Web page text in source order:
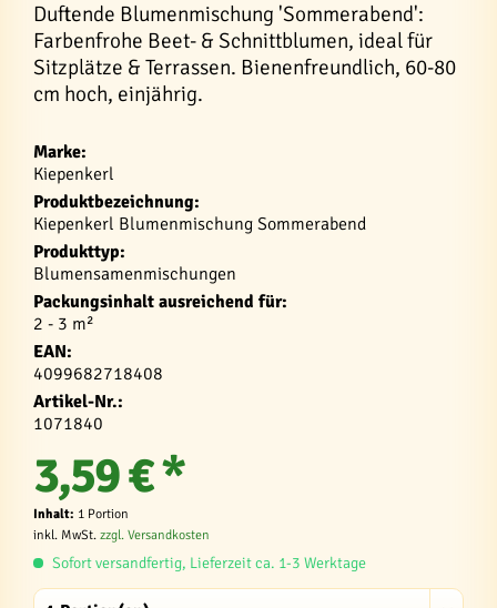
Duftende Blumenmischung 'Sommerabend':
Farbenfrohe Beet- & Schnittblumen, ideal für
Sitzplätze & Terrassen. Bienenfreundlich, 60-80
cm hoch, einjährig.
Marke:
Kiepenkerl
Produktbezeichnung:
Kiepenkerl Blumenmischung Sommerabend
Produkttyp:
Blumensamenmischungen
Packungsinhalt ausreichend für:
2 - 3 m²
EAN:
4099682718408
Artikel-Nr.:
1071840
3,59 € *
Inhalt: 1 Portion
inkl. MwSt. zzgl. Versandkosten
Sofort versandfertig, Lieferzeit ca. 1-3 Werktage